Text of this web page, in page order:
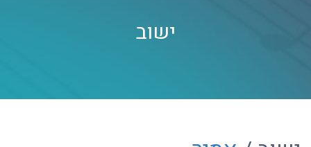
ישוב